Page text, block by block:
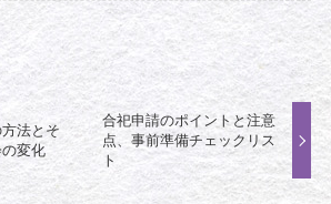
法とそ
変化
合祀申請のポイントと注意
点、事前準備チェックリス
ト